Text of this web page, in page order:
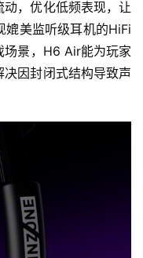
，优化低频表现，让
媲美监听级耳机的HiFi
场景，H6 Air能为玩家
因封闭式结构导致声